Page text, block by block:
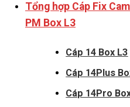
Tổng hợp Cáp Fix
PM Box L3
Cáp 14 Box L3
Cáp 14Plus
Cáp 14Pro